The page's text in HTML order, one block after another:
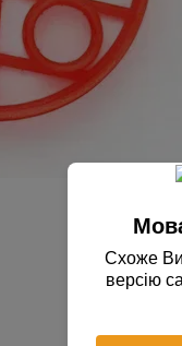
Схоже Ви
версію